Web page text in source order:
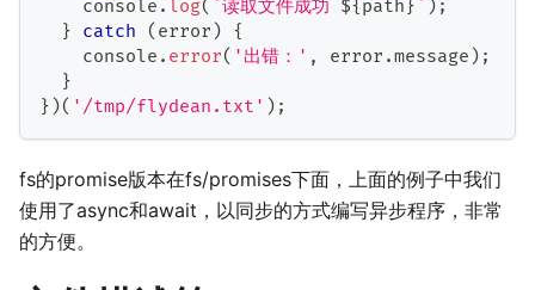
    console
. log( `读取文件成功 ${path} ` ) ;
} catch ( error ) {
    console
. error( '出错：' , error .message ) ;
}
} )( '/tmp/flydean.txt' ) ;
fs的promise版本在fs/promises下面，上面的例子中我们
使用了async和await，以同步的方式编写异步程序，非常
的方便。